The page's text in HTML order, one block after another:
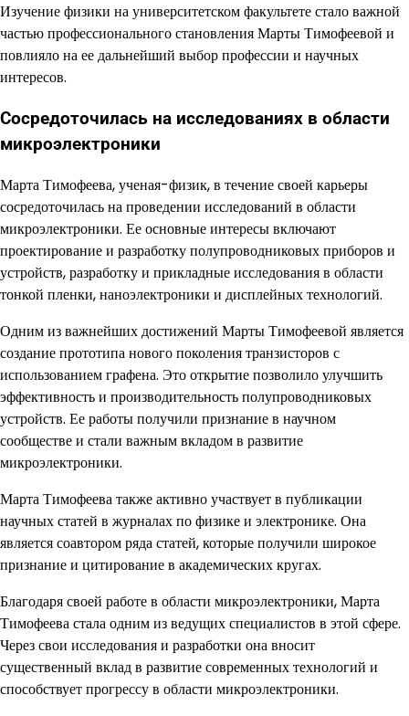
Изучение физики на университетском факультете стало важной
частью профессионального становления Марты Тимофеевой и
повлияло на ее дальнейший выбор профессии и научных
интересов.
Сосредоточилась на исследованиях в области
микроэлектроники
Марта Тимофеева, ученая-физик, в течение своей карьеры
сосредоточилась на проведении исследований в области
микроэлектроники. Ее основные интересы включают
проектирование и разработку полупроводниковых приборов и
устройств, разработку и прикладные исследования в области
тонкой пленки, наноэлектроники и дисплейных технологий.
Одним из важнейших достижений Марты Тимофеевой является
создание прототипа нового поколения транзисторов с
использованием графена. Это открытие позволило улучшить
эффективность и производительность полупроводниковых
устройств. Ее работы получили признание в научном
сообществе и стали важным вкладом в развитие
микроэлектроники.
Марта Тимофеева также активно участвует в публикации
научных статей в журналах по физике и электронике. Она
является соавтором ряда статей, которые получили широкое
признание и цитирование в академических кругах.
Благодаря своей работе в области микроэлектроники, Марта
Тимофеева стала одним из ведущих специалистов в этой сфере.
Через свои исследования и разработки она вносит
существенный вклад в развитие современных технологий и
способствует прогрессу в области микроэлектроники.